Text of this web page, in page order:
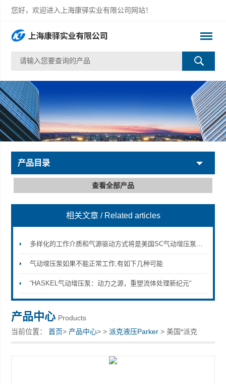
您好，欢迎进入上海康驿实业有限公司网站！
上海康驿实业有限公司
产品目录
查看全部产品
相关文章 / Related articles
多样化的工作介质和气源驱动方式将是美国SC气动增压泵的发展趋势
气动增压泵如果不能正常工作,有如下几种可能
“HASKEL气动增压泵：动力之源，重塑流体处理新纪元“
产品中心 Products
当前位置：首页> 产品中心> >派克液压Parker > 美国*派克
Parker单向阀N600S电磁阀现货